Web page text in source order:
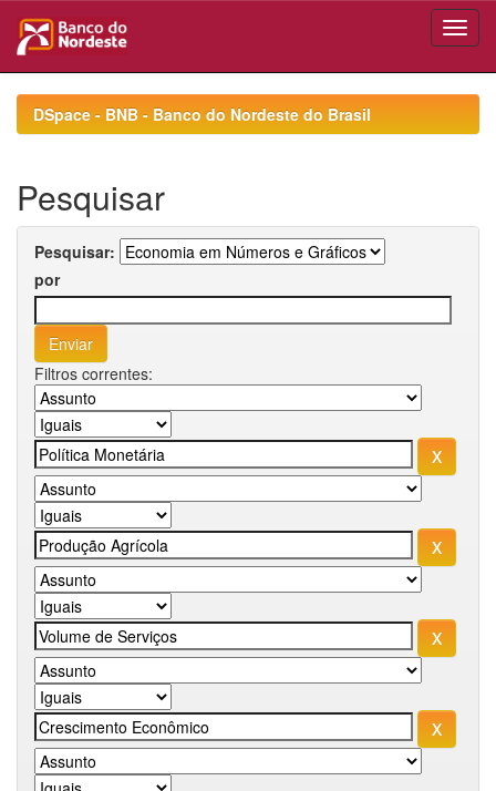
navigationDSpace - BNB - Banco do Nordeste do Brasil
Pesquisar
Pesquisar:
por
Filtros correntes: